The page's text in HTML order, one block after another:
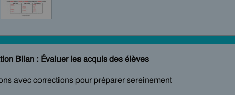
Bilan : Évaluer les acquis des élèves
avec corrections pour préparer sereinement